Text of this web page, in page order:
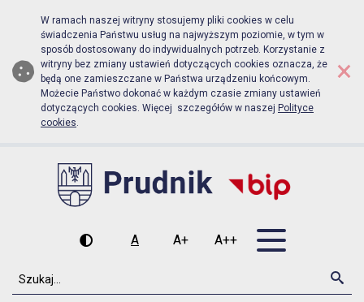
Biuletyn Informacji Publicznej
Przejdź do menu głównego
Przejdź do głównej zawartości
W ramach naszej witryny stosujemy pliki cookies w celu
świadczenia Państwu usług na najwyższym poziomie, w tym w
sposób dostosowany do indywidualnych potrzeb. Korzystanie z
witryny bez zmiany ustawień dotyczących cookies oznacza, że
będą one zamieszczane w Państwa urządzeniu końcowym.
Możecie Państwo dokonać w każdym czasie zmiany ustawień
dotyczących cookies. Więcej szczegółów w naszej Polityce
cookies.
×
Wysoki kontrast
A
Czcionka domyślna
A+
Czcionka średnia
A++
Czcionka duża
Szukaj